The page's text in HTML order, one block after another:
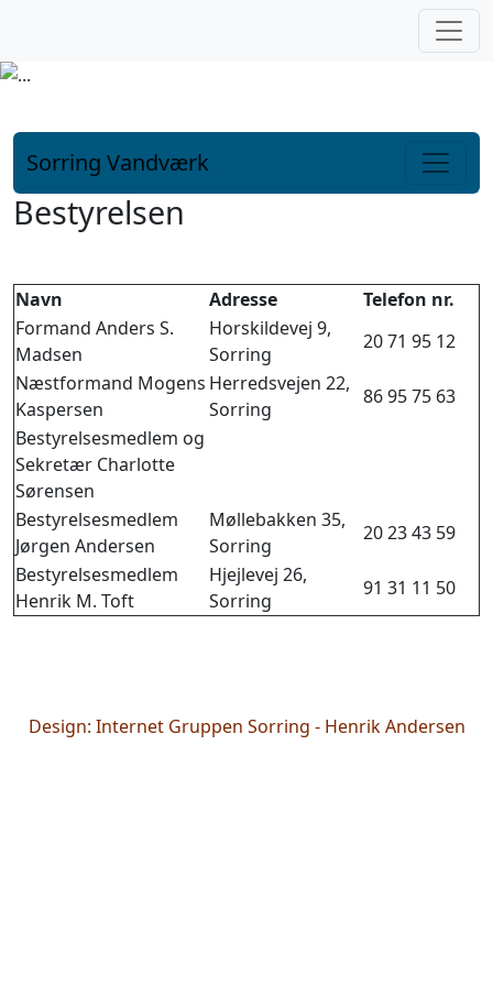
Hovednavigation
Sorring Vandværk
Bestyrelsen
Navn Adresse
Telefon nr.
Formand Anders S.
Madsen
Horskildevej 9,
Sorring
20 71 95 12
Næstformand Mogens
Kaspersen
Herredsvejen 22,
Sorring
86 95 75 63
Bestyrelsesmedlem og
Sekretær Charlotte
Sørensen
Bestyrelsesmedlem
Jørgen Andersen
Møllebakken 35,
Sorring
20 23 43 59
Bestyrelsesmedlem
Henrik M. Toft
Hjejlevej 26,
Sorring
91 31 11 50
Design: Internet Gruppen Sorring - Henrik Andersen